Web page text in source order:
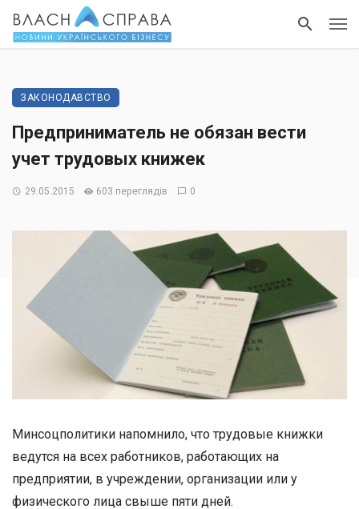
ЗАКОНОДАВСТВО
Предприниматель не обязан вести
учет трудовых книжек
29.05.2015 603 переглядів 0
Минсоцполитики напомнило, что трудовые книжки
ведутся на всех работников, работающих на
предприятии, в учреждении, организации или у
физического лица свыше пяти дней.